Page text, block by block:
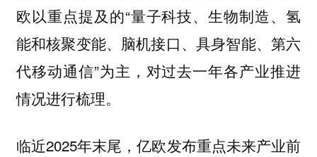
欧以重点提及的“量子科技、生物制造、氢
能和核聚变能、脑机接口、具身智能、第六
代移动通信”为主，对过去一年各产业推进
情况进行梳理。
临近2025年末尾，亿欧发布重点未来产业前